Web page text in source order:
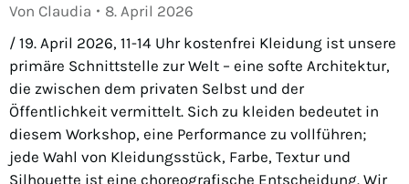
Von Claudia
8. April 2026
/ 19. April 2026, 11-14 Uhr kostenfrei Kleidung ist unsere
primäre Schnittstelle zur Welt – eine softe Architektur,
die zwischen dem privaten Selbst und der
Öffentlichkeit vermittelt. Sich zu kleiden bedeutet in
diesem Workshop, eine Performance zu vollführen;
jede Wahl von Kleidungsstück, Farbe, Textur und
Silhouette ist eine choreografische Entscheidung. Wir